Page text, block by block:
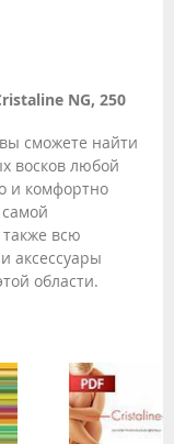
NG, 250
сможете найти
восков любой
и комфортно
всю
аксессуары
области.